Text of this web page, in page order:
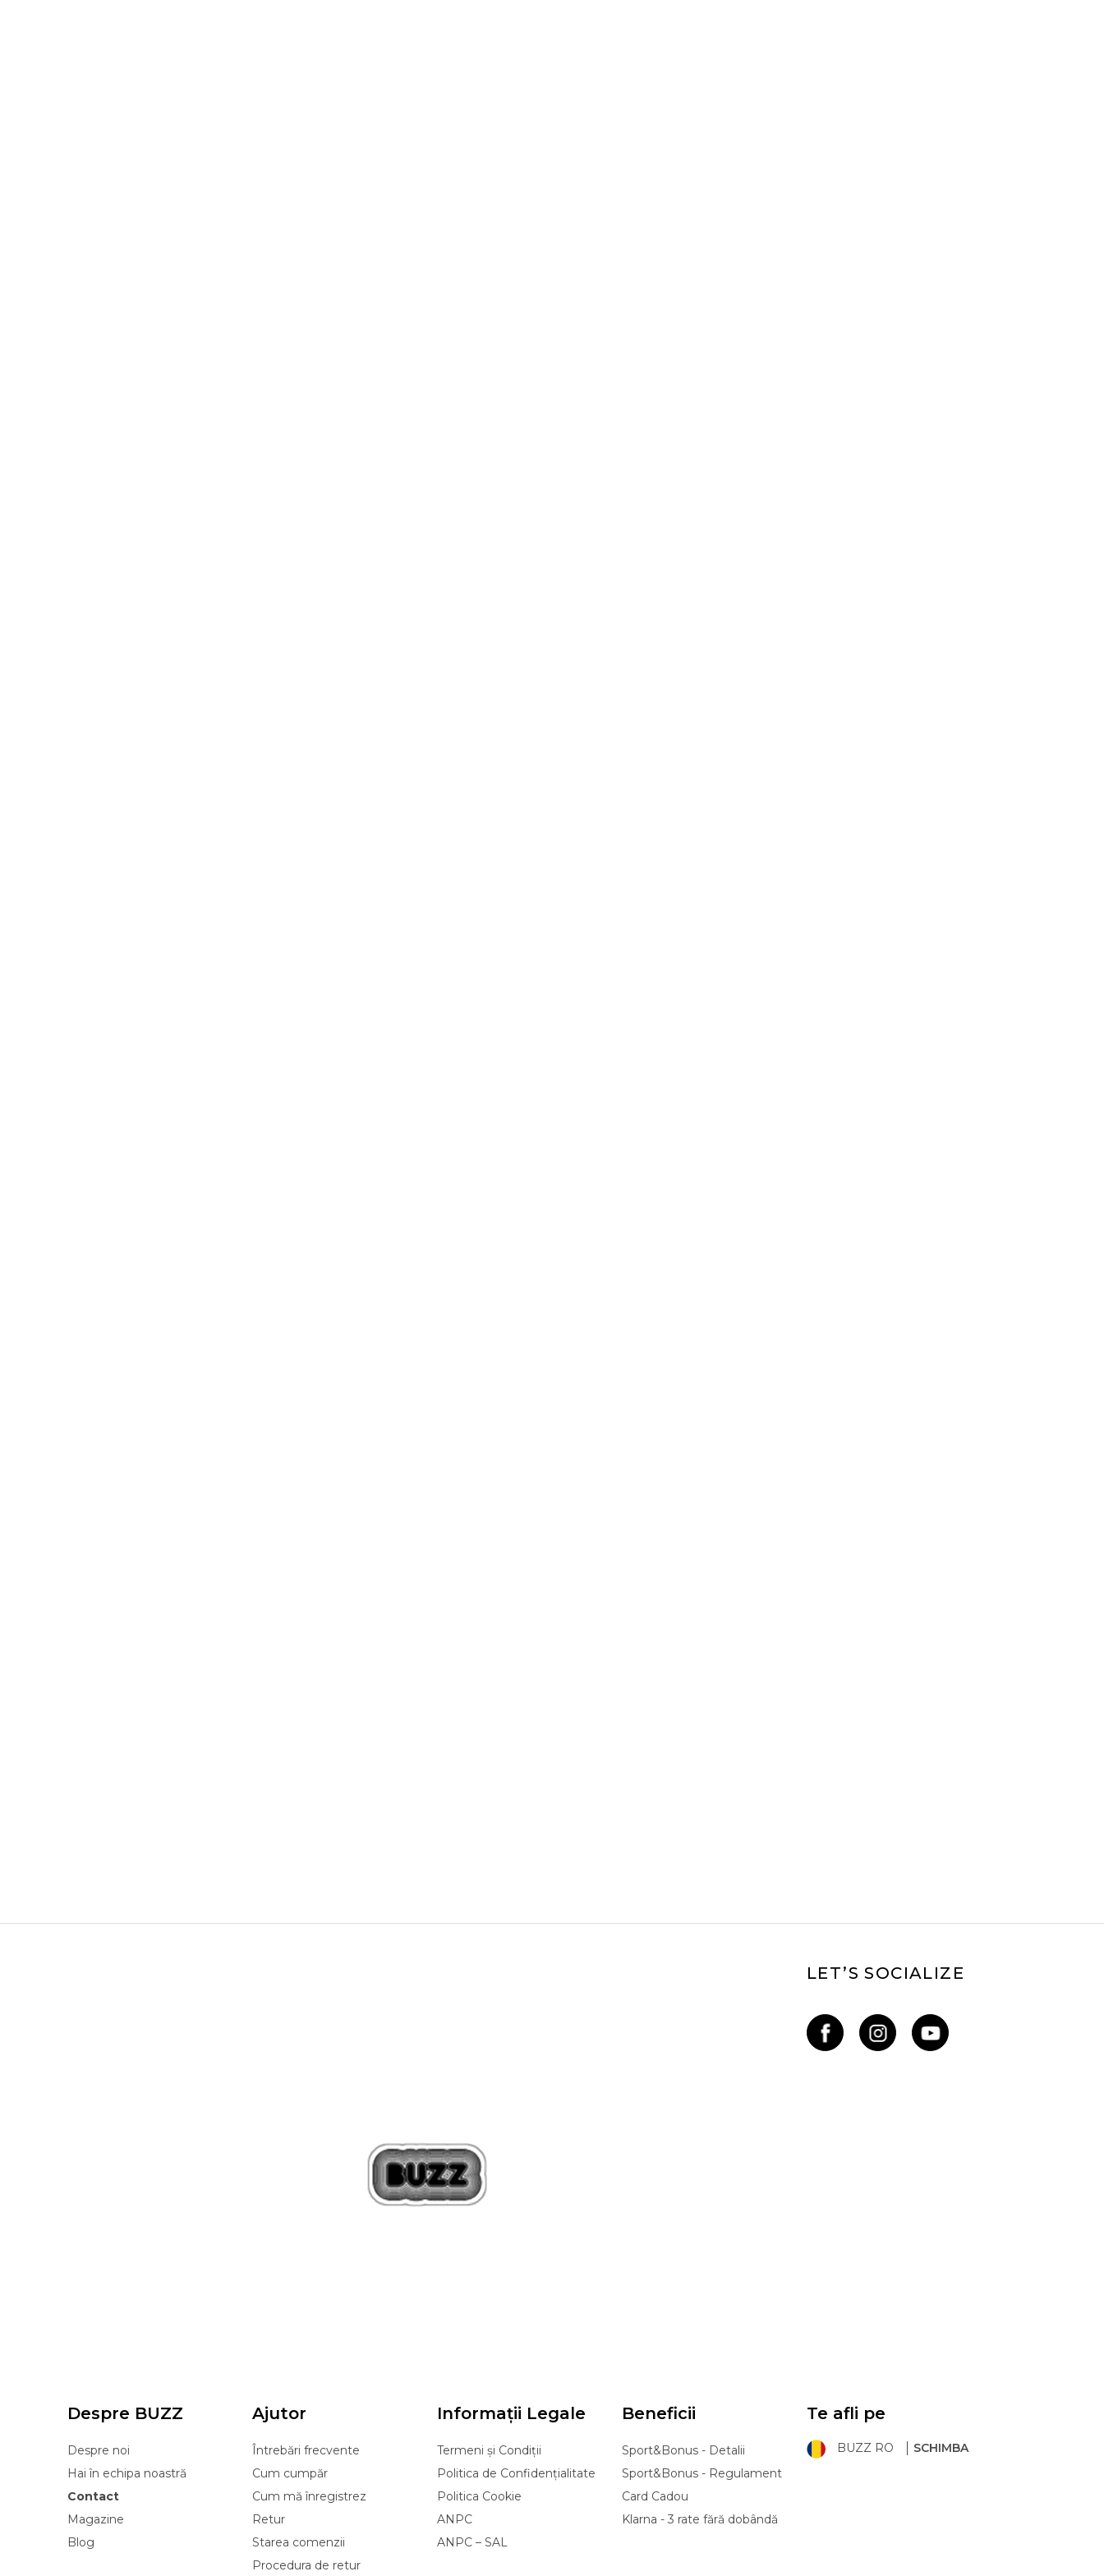
LET’S SOCIALIZE
Despre BUZZ
Despre noi
Hai în echipa noastră
Contact
Magazine
Blog
Ajutor
Întrebări frecvente
Cum cumpăr
Cum mă înregistrez
Retur
Starea comenzii
Procedura de retur
Informații Legale
Termeni și Condiții
Politica de Confidențialitate
Politica Cookie
ANPC
ANPC – SAL
Beneficii
Sport&Bonus - Detalii
Sport&Bonus - Regulament
Card Cadou
Klarna - 3 rate fără dobândă
Te afli pe
BUZZ RO SCHIMBA